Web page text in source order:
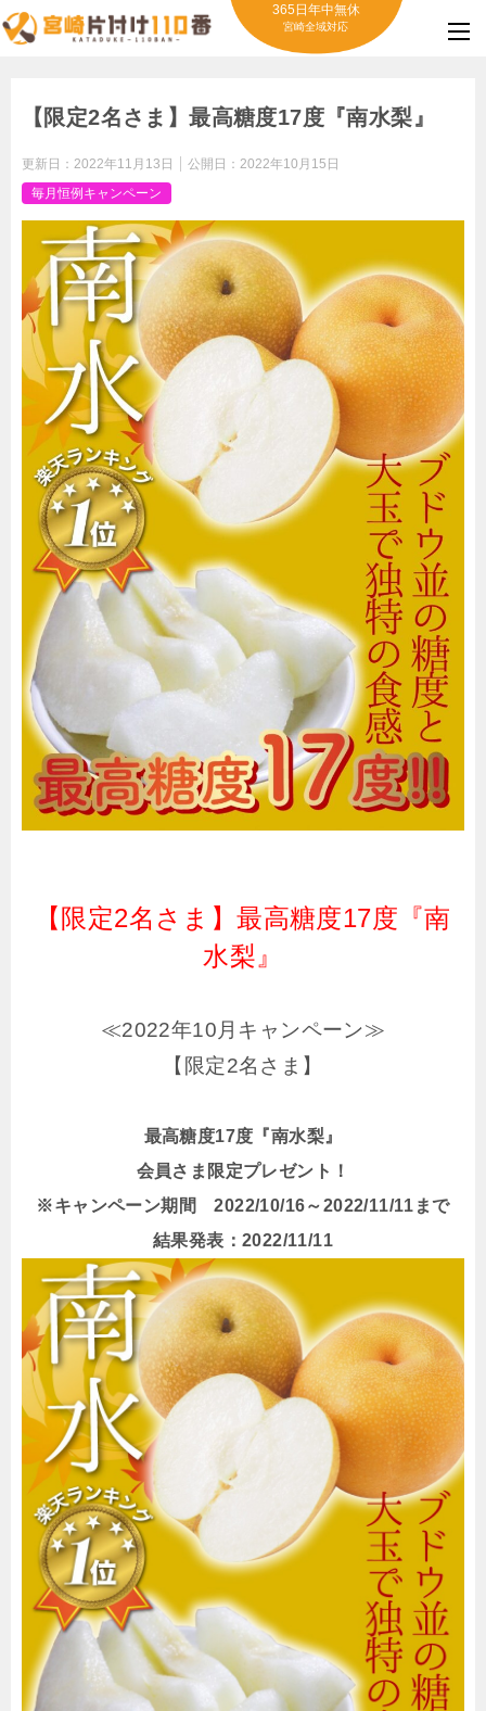
365日年中無休
宮崎全域対応
【限定2名さま】最高糖度17度『南水梨』
更新日： 2022年11月13日 公開日： 2022年10月15日
毎月恒例キャンペーン
【限定2名さま】最高糖度17度『南
水梨』
≪2022年10月キャンペーン≫
【限定2名さま】
最高糖度17度『南水梨』
会員さま限定プレゼント！
※キャンペーン期間 2022/10/16～2022/11/11まで
結果発表：2022/11/11